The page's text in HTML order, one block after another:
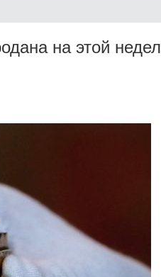
на этой